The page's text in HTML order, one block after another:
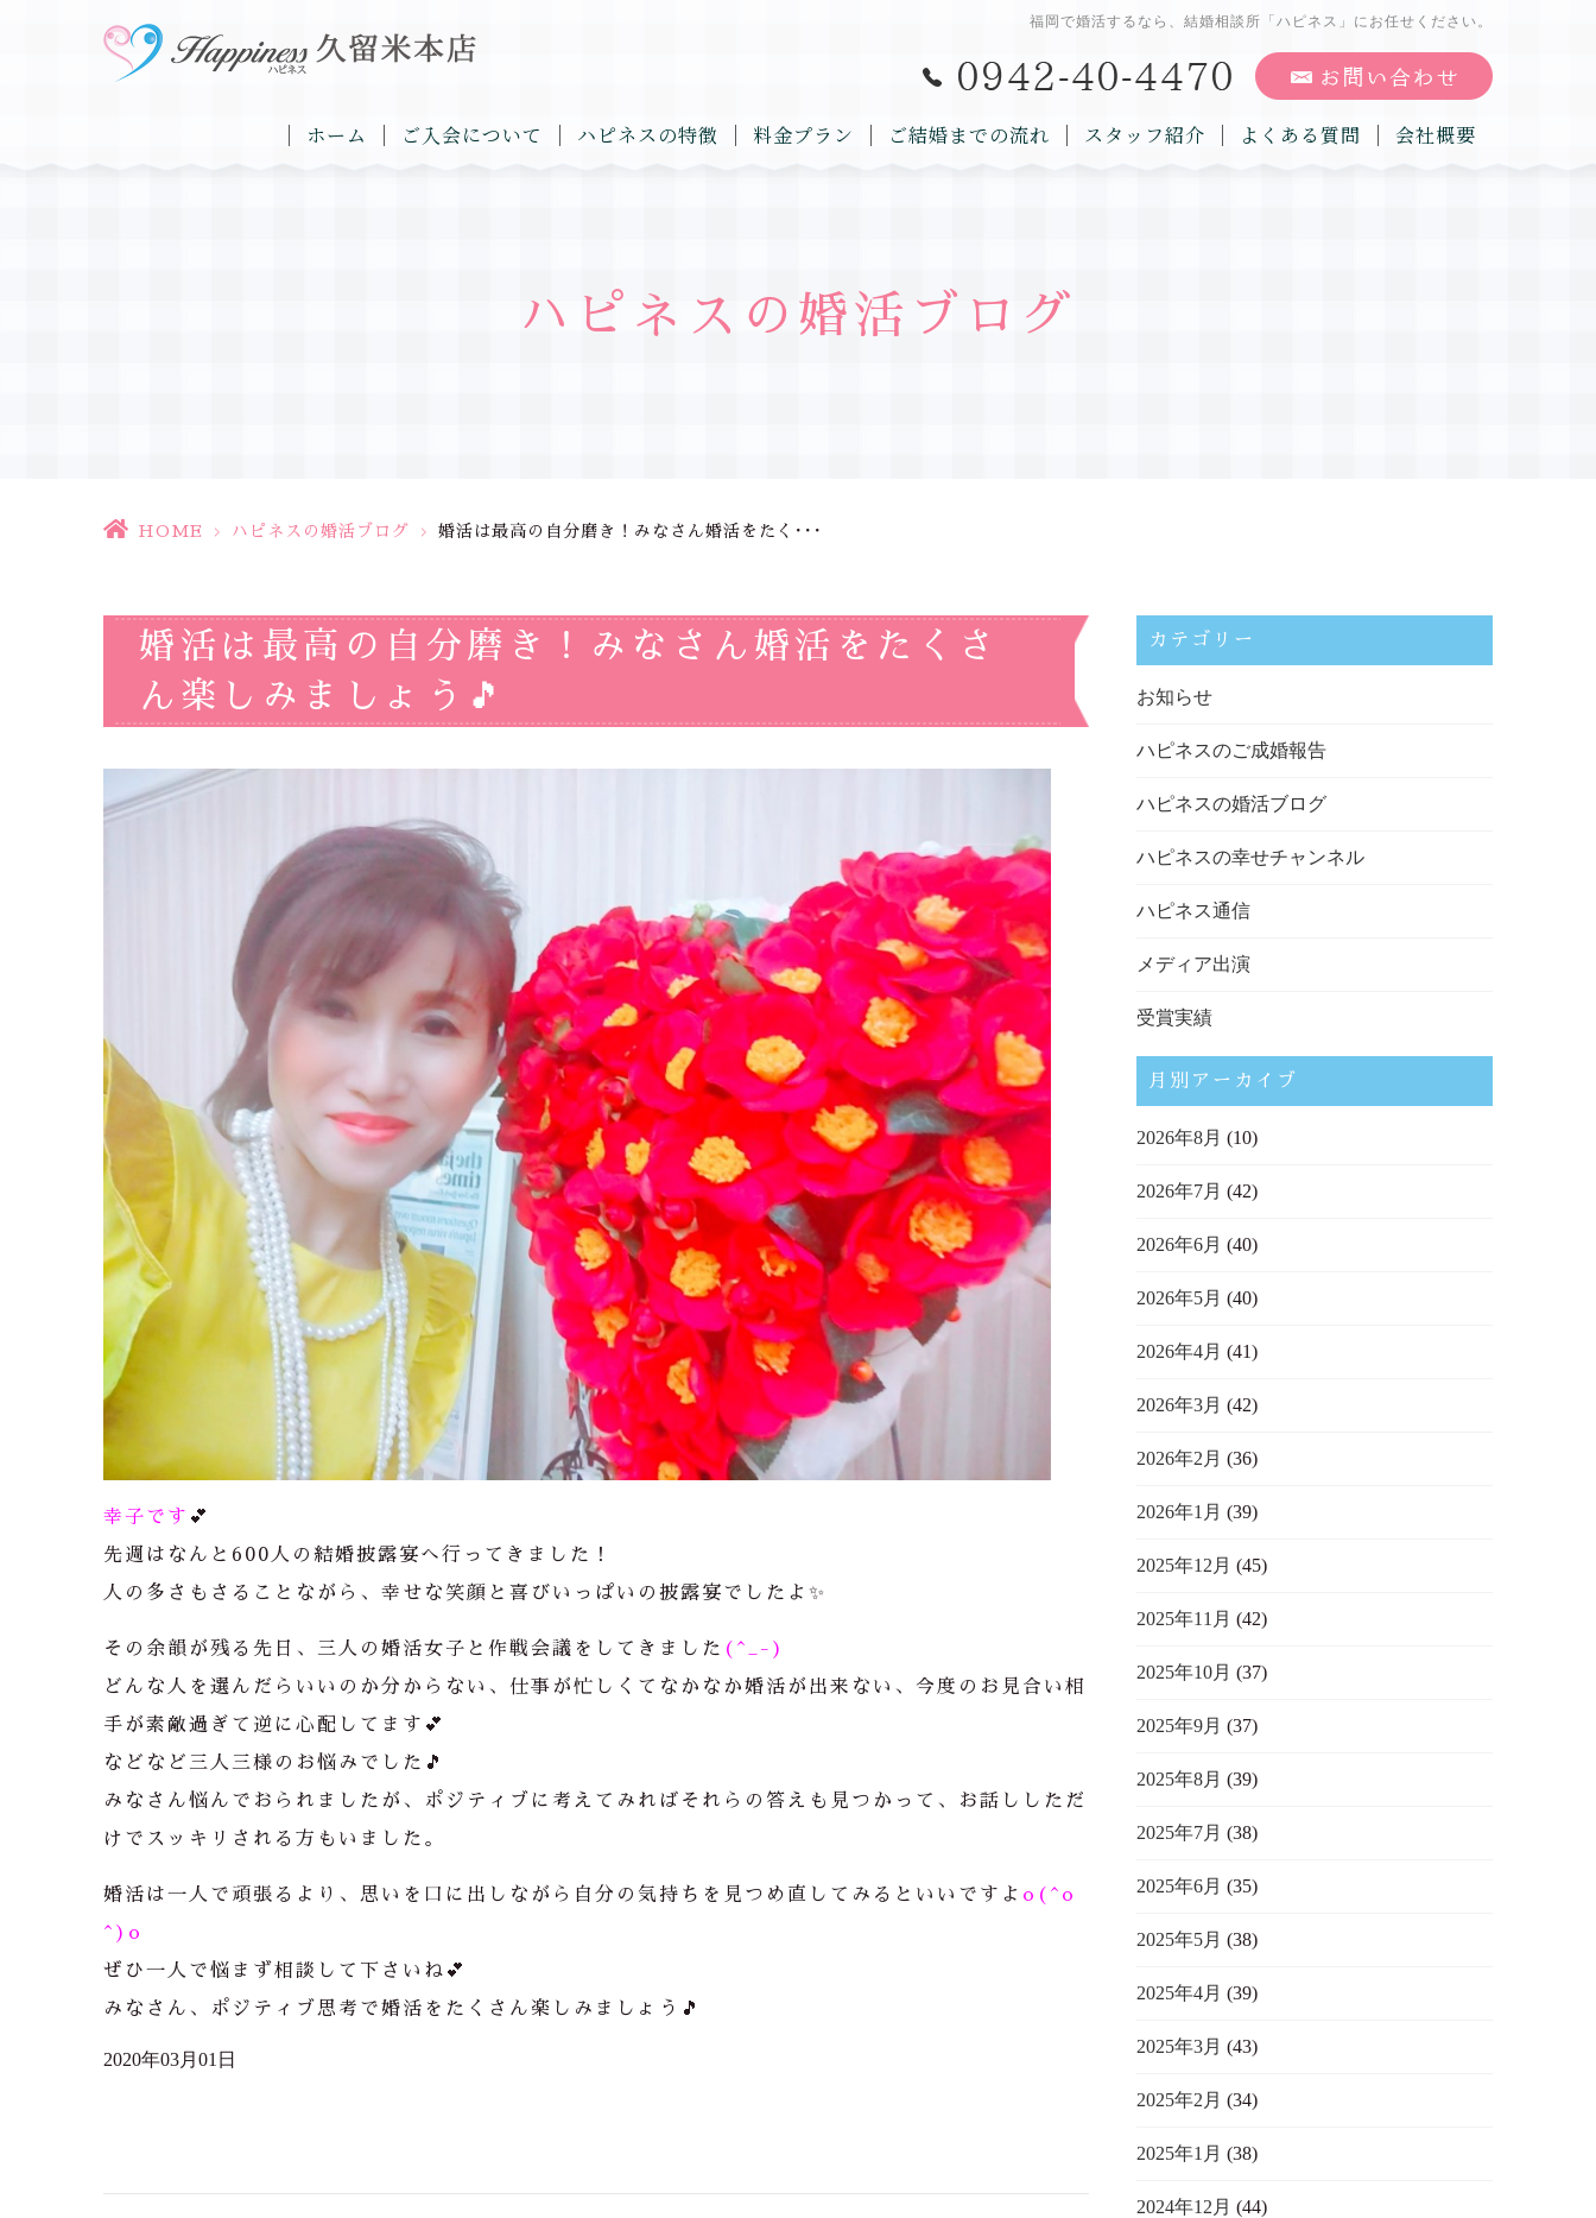
福岡で婚活するなら、結婚相談所「ハピネス」にお任せください。
ホーム ご入会について ハピネスの特徴 料金プラン ご結婚までの流れ スタッフ紹介 よくある質問 会社概要
ハピネスの婚活ブログ
HOME > ハピネスの婚活ブログ > 婚活は最高の自分磨き！みなさん婚活をたく･･･
婚活は最高の自分磨き！みなさん婚活をたくさ
ん楽しみましょう🎵
幸子です 💕
先週はなんと600人の結婚披露宴へ行ってきました！
人の多さもさることながら、幸せな笑顔と喜びいっぱいの披露宴でしたよ✨
その余韻が残る先日、三人の婚活女子と作戦会議をしてきました (^_-)
どんな人を選んだらいいのか分からない、仕事が忙しくてなかなか婚活が出来ない、今度のお見合い相
手が素敵過ぎて逆に心配してます💕
などなど三人三様のお悩みでした🎵
みなさん悩んでおられましたが、ポジティブに考えてみればそれらの答えも見つかって、お話ししただ
けでスッキリされる方もいました。
婚活は一人で頑張るより、思いを口に出しながら自分の気持ちを見つめ直してみるといいですよ o(^o
^)o
ぜひ一人で悩まず相談して下さいね💕
みなさん、ポジティブ思考で婚活をたくさん楽しみましょう🎵
2020年03月01日
カテゴリー
お知らせ
ハピネスのご成婚報告
ハピネスの婚活ブログ
ハピネスの幸せチャンネル
ハピネス通信
メディア出演
受賞実績
月別アーカイブ
2026年8月 (10)
2026年7月 (42)
2026年6月 (40)
2026年5月 (40)
2026年4月 (41)
2026年3月 (42)
2026年2月 (36)
2026年1月 (39)
2025年12月 (45)
2025年11月 (42)
2025年10月 (37)
2025年9月 (37)
2025年8月 (39)
2025年7月 (38)
2025年6月 (35)
2025年5月 (38)
2025年4月 (39)
2025年3月 (43)
2025年2月 (34)
2025年1月 (38)
2024年12月 (44)